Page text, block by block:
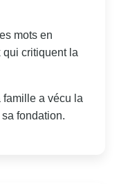
mots en
qui critiquent la
famille a vécu la
fondation.